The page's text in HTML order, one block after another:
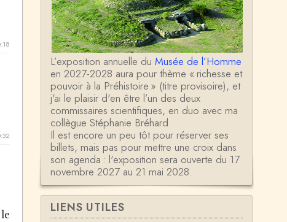
L’exposition annuelle du Musée de l’Homme
en 2027-2028 aura pour thème « richesse et
pouvoir à la Préhistoire » (titre provisoire), et
j'ai le plaisir d'en être l’un des deux
commissaires scientifiques, en duo avec ma
collègue Stéphanie Bréhard.
Il est encore un peu tôt pour réserver ses
billets, mais pas pour mettre une croix dans
son agenda : l'exposition sera ouverte du 17
novembre 2027 au 21 mai 2028.
LIENS UTILES